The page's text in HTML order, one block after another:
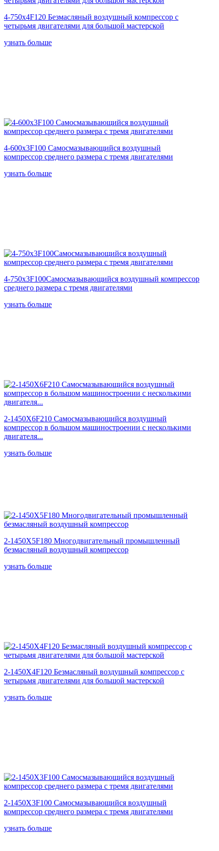
4-750x4F120 Безмасляный воздушный компрессор с
четырьмя двигателями для большой мастерской
узнать больше
4-600x3F100 Самосмазывающийся воздушный
компрессор среднего размера с тремя двигателями
узнать больше
4-750x3F100Самосмазывающийся воздушный компрессор
среднего размера с тремя двигателями
узнать больше
2-1450X6F210 Самосмазывающийся воздушный
компрессор в большом машиностроении с несколькими
двигателя...
узнать больше
2-1450X5F180 Многодвигательный промышленный
безмасляный воздушный компрессор
узнать больше
2-1450X4F120 Безмасляный воздушный компрессор с
четырьмя двигателями для большой мастерской
узнать больше
2-1450X3F100 Самосмазывающийся воздушный
компрессор среднего размера с тремя двигателями
узнать больше